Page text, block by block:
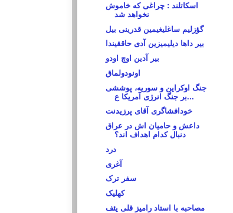
اسکاتلند : چراغی که خاموش
نخواهد شد
گؤزلیم ساغلیغیمین قدرینی بیل
بیر داها دیلیمیزین آدی حاققیندا
بیر آدین اوچ اودو
اونودولماق
جنگ اوکراین و سوریه، پوششی
بر جنگ انرژی آمریکا ع...
خودافشاگری آقای پرزیدنت
داعش و حامیان اش در عراق
دنبال کدام اهداف اند؟
درد
آغری
سفر ترک
کهلیک
مصاحبه با استاد رامیز قلی یئف